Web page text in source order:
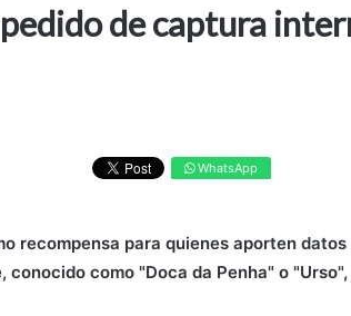
de captura
WhatsApp
recompensa para quienes aporten
conocido como "Doca da Penha" o